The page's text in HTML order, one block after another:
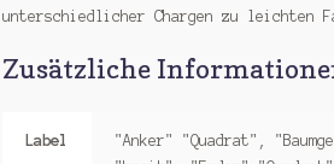
unterschiedlicher Chargen zu leichten
Zusätzliche
Label
"Anker" "Quadrat",